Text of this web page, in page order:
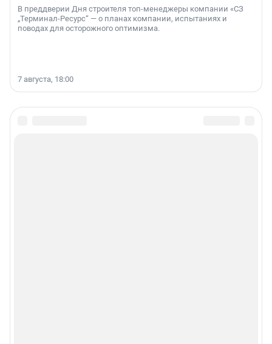
В преддверии Дня строителя топ-менеджеры компании «СЗ
„Терминал-Ресурс“ — о планах компании, испытаниях и
поводах для осторожного оптимизма.
7 августа, 18:00